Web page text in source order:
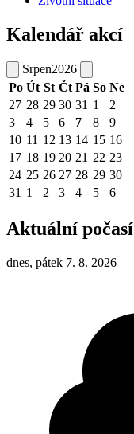
Kalendář akcí
Srpen2026
Po Út St Čt Pá So Ne
27 28 29 30 31 1
2
3
4 5 6 7 8
9
10 11 12 13 14 15 16
17 18 19 20 21 22 23
24 25 26 27 28 29 30
31 1 2 3 4 5 6
Aktuální počasí
dnes, pátek 7. 8. 2026